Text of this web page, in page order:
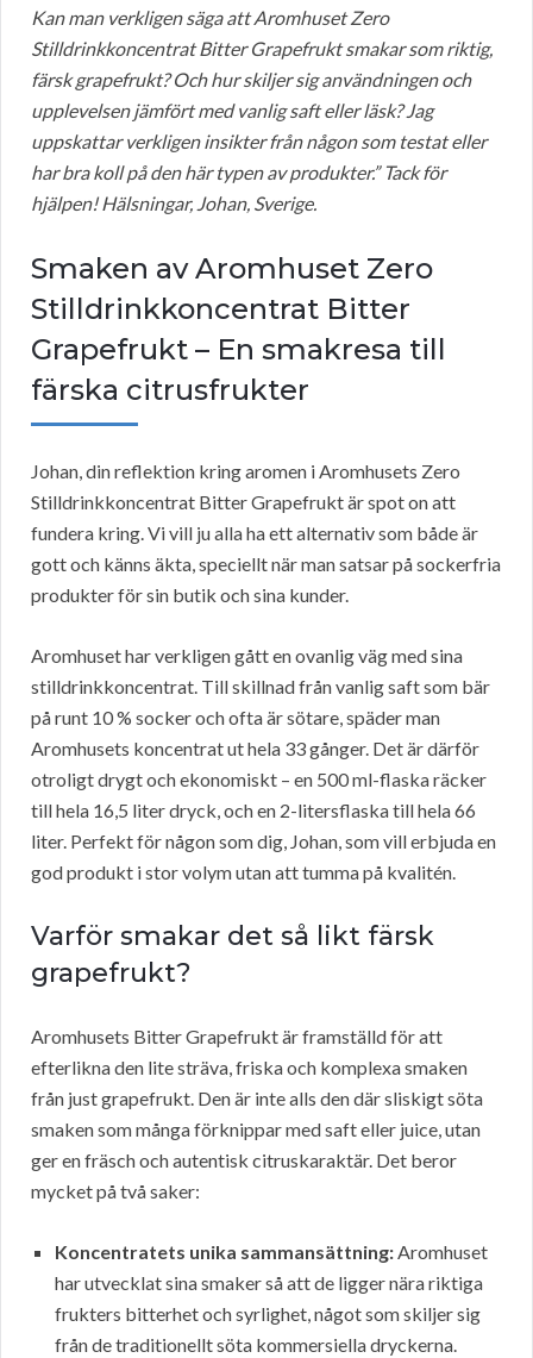
Kan man verkligen säga att Aromhuset Zero
Stilldrinkkoncentrat Bitter Grapefrukt smakar som riktig,
färsk grapefrukt? Och hur skiljer sig användningen och
upplevelsen jämfört med vanlig saft eller läsk? Jag
uppskattar verkligen insikter från någon som testat eller
har bra koll på den här typen av produkter.” Tack för
hjälpen! Hälsningar, Johan, Sverige.
Smaken av Aromhuset Zero
Stilldrinkkoncentrat Bitter
Grapefrukt – En smakresa till
färska citrusfrukter
Johan, din reflektion kring aromen i Aromhusets Zero
Stilldrinkkoncentrat Bitter Grapefrukt är spot on att
fundera kring. Vi vill ju alla ha ett alternativ som både är
gott och känns äkta, speciellt när man satsar på sockerfria
produkter för sin butik och sina kunder.
Aromhuset har verkligen gått en ovanlig väg med sina
stilldrinkkoncentrat. Till skillnad från vanlig saft som bär
på runt 10 % socker och ofta är sötare, späder man
Aromhusets koncentrat ut hela 33 gånger. Det är därför
otroligt drygt och ekonomiskt – en 500 ml-flaska räcker
till hela 16,5 liter dryck, och en 2-litersflaska till hela 66
liter. Perfekt för någon som dig, Johan, som vill erbjuda en
god produkt i stor volym utan att tumma på kvalitén.
Varför smakar det så likt färsk
grapefrukt?
Aromhusets Bitter Grapefrukt är framställd för att
efterlikna den lite sträva, friska och komplexa smaken
från just grapefrukt. Den är inte alls den där sliskigt söta
smaken som många förknippar med saft eller juice, utan
ger en fräsch och autentisk citruskaraktär. Det beror
mycket på två saker:
Koncentratets unika sammansättning:Aromhuset
har utvecklat sina smaker så att de ligger nära riktiga
frukters bitterhet och syrlighet, något som skiljer sig
från de traditionellt söta kommersiella dryckerna.